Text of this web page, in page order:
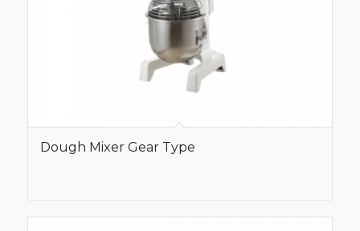
Dough Mixer Gear Type